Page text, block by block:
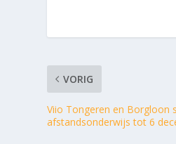
VORIG
Viio Tongeren en Borgloon
afstandsonderwijs tot 6